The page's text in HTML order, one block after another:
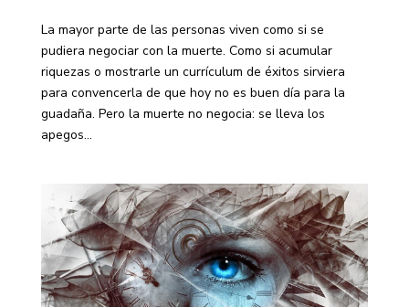
La mayor parte de las personas viven como si se
pudiera negociar con la muerte. Como si acumular
riquezas o mostrarle un currículum de éxitos sirviera
para convencerla de que hoy no es buen día para la
guadaña. Pero la muerte no negocia: se lleva los
apegos...